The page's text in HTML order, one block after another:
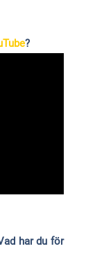
?
har du för